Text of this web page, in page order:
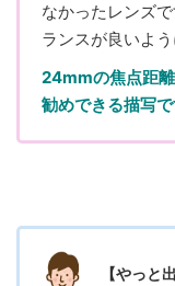
なかったレンズ
ランスが良いよう
24mmの焦点距
勧めできる描写で
【やっと